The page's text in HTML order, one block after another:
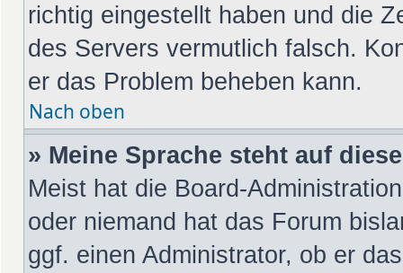
richtig eingestellt haben und die
des Servers vermutlich falsch.
er das Problem beheben kann.
Nach oben
» Meine Sprache steht auf
Meist hat die Board-
oder niemand hat das Forum
ggf. einen Administrator, ob er